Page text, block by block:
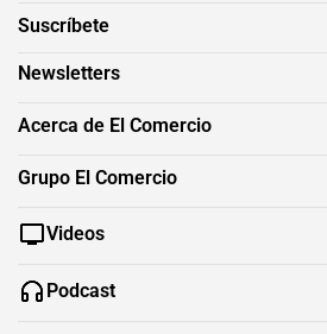
Suscríbete
Newsletters
Acerca de El Comercio
Grupo El Comercio
Videos
Podcast